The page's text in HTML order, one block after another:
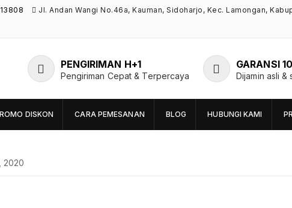
Jl. Andan Wangi No.46a, Kauman, Sidoharjo, Kec. Lamongan,
PENGIRIMAN H+1
Pengiriman Cepat & Terpercaya
GARANSI
Dijamin asli &
DISKON CARA PEMESANAN BLOG HUBUNGI KAMI
2020